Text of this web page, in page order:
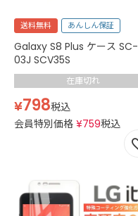
送料無料 あんしん保証
Galaxy S8 Plus ケース SC-
03J SCV35S
在庫切れ
¥798税込
会員特別価格 ¥759税込